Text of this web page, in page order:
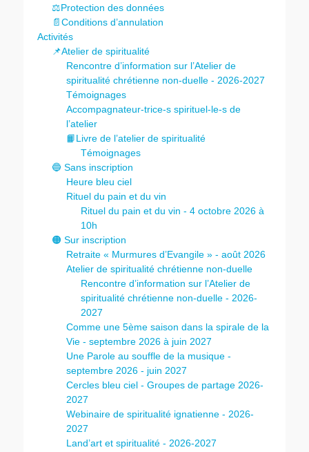
⚖️Protection des données
📄Conditions d’annulation
Activités
📌Atelier de spiritualité
Rencontre d’information sur l’Atelier de
spiritualité chrétienne non-duelle - 2026-2027
Témoignages
Accompagnateur-trice-s spirituel-le-s de
l’atelier
📙Livre de l’atelier de spiritualité
Témoignages
🔵 Sans inscription
Heure bleu ciel
Rituel du pain et du vin
Rituel du pain et du vin - 4 octobre 2026 à
10h
🟠 Sur inscription
Retraite « Murmures d’Evangile » - août 2026
Atelier de spiritualité chrétienne non-duelle
Rencontre d’information sur l’Atelier de
spiritualité chrétienne non-duelle - 2026-
2027
Comme une 5ème saison dans la spirale de la
Vie - septembre 2026 à juin 2027
Une Parole au souffle de la musique -
septembre 2026 - juin 2027
Cercles bleu ciel - Groupes de partage 2026-
2027
Webinaire de spiritualité ignatienne - 2026-
2027
Land’art et spiritualité - 2026-2027